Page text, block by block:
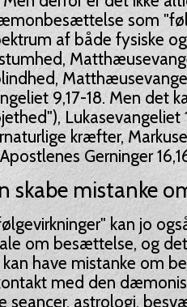
som
af både fysiske
9,17-18. Men det
Lukasevangeliet
kræfter,
Gerninger
skabe mistanke
kan jo
om besættelse, og
have mistanke om
med den
seancer, astrologi,